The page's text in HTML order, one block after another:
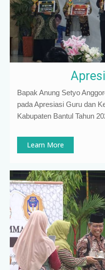
Bapak Anung Setyo
pada Apresiasi Guru dan
Kabupaten Bantul Tahun
Learn More